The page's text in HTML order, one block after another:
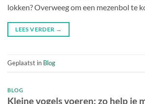
lokken? Overweeg om een mezenbol te
LEES VERDER →
Geplaatst in Blog
BLOG
Kleine vogels voeren: zo help je